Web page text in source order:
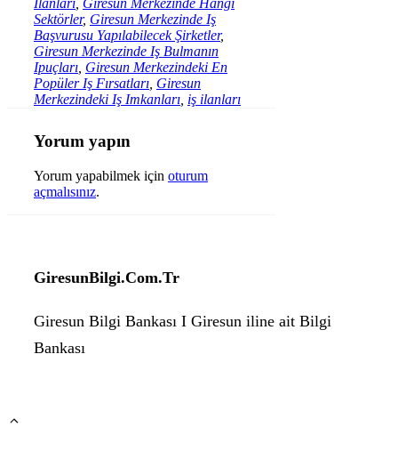
İlanları Giresun Merkezinde Hangi
Sektörler, Giresun Merkezinde Iş
Başvurusu Yapılabilecek Şirketler,
Giresun Merkezinde Iş Bulmanın
Ipuçları Giresun Merkezindeki En
Popüler Iş Fırsatları Giresun
Merkezindeki Iş Imkanları iş ilanları
Yorum yapın
Yorum yapabilmek için oturum
açmalısınız.
GiresunBilgi.Com.Tr
Giresun Bilgi Bankası I Giresun iline ait Bilgi
Bankası